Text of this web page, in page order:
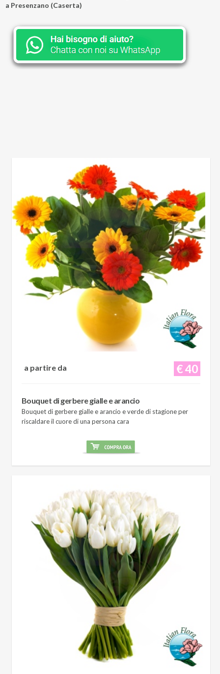
a Presenzano (Caserta)
€ 40
a partire da
Bouquet di gerbere gialle e arancio
Bouquet di gerbere gialle e arancio e verde di stagione per
riscaldare il cuore di una persona cara